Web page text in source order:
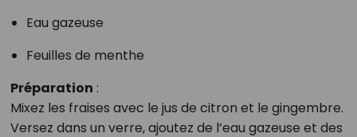
Eau gazeuse
Feuilles de menthe
Préparation :
Mixez les fraises avec le jus de citron et le gingembre.
Versez dans un verre, ajoutez de l’eau gazeuse et des